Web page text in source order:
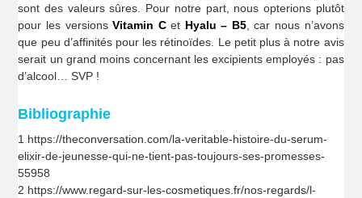
sont des valeurs sûres. Pour notre part, nous opterions plutôt
pour les versionsVitamin Cet Hyalu – B5, car nous n’avons
que peu d’affinités pour les rétinoïdes. Le petit plus à notre avis
serait un grand moins concernant les excipients employés : pas
d’alcool… SVP !
Bibliographie
1 https://theconversation.com/la-veritable-histoire-du-serum-
elixir-de-jeunesse-qui-ne-tient-pas-toujours-ses-promesses-
55958
2 https://www.regard-sur-les-cosmetiques.fr/nos-regards/l-